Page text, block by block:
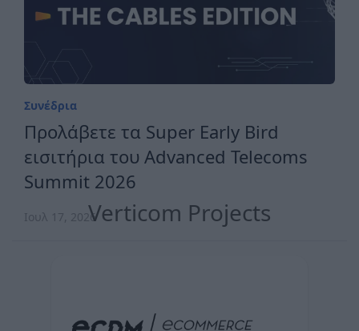
Συνέδρια
Προλάβετε τα Super Early Bird
εισιτήρια του Advanced Telecoms
Summit 2026
Ιουλ 17, 2026Verticom Projects